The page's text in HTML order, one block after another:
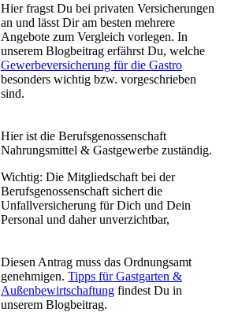
Hier fragst Du bei privaten Versicherungen
an und lässt Dir am besten mehrere
Angebote zum Vergleich vorlegen. In
unserem Blogbeitrag erfährst Du, welche
Gewerbeversicherung für die Gastro
besonders wichtig bzw. vorgeschrieben
sind.
Hier ist die Berufsgenossenschaft
Nahrungsmittel & Gastgewerbe zuständig.
Wichtig: Die Mitgliedschaft bei der
Berufsgenossenschaft sichert die
Unfallversicherung für Dich und Dein
Personal und daher unverzichtbar,
Diesen Antrag muss das Ordnungsamt
genehmigen. Tipps für Gastgarten &
Außenbewirtschaftung findest Du in
unserem Blogbeitrag.